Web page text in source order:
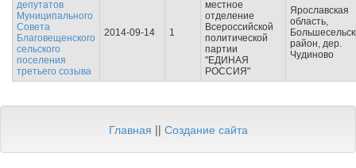
депутатов
Муниципального
Совета
Благовещенского
сельского
поселения
третьего созыва
2014-09-14 1
местное
отделение
Всероссийской
политической
партии
"ЕДИНАЯ
РОССИЯ"
Ярославская
область,
район, дер.
Чудиново
Главная || Создание сайта